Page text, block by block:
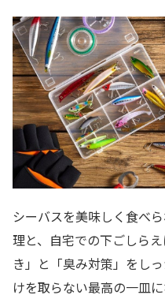
シーバスを美味しく食べ
理と、自宅での下ごしら
き」と「臭み対策」をし
けを取らない最高の一皿